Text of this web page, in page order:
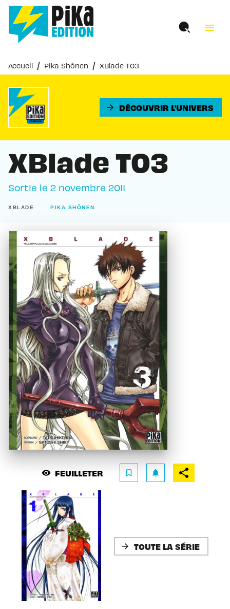
MENU RECHERCHE
PIED DE PAGE
menu
Accueil / Pika Shônen / XBlade T03
arrow_forward DÉCOUVRIR L'UNIVERS
XBlade T03
Sortie le 2 novembre 2011
XBLADE PIKA SHÔNEN
visibility FEUILLETER bookmark_border notifications
arrow_forward TOUTE LA SÉRIE